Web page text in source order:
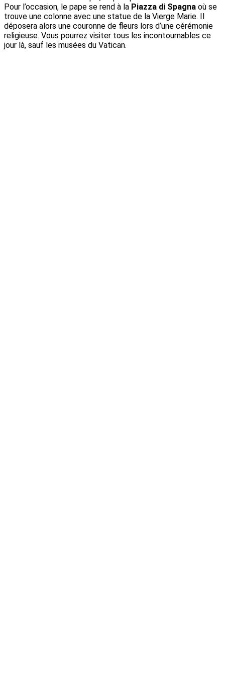
Pour l’occasion, le pape se rend à la Piazza di Spagna où se
trouve une colonne avec une statue de la Vierge Marie. Il
déposera alors une couronne de fleurs lors d’une cérémonie
religieuse. Vous pourrez visiter tous les incontournables ce
jour là, sauf les musées du Vatican.